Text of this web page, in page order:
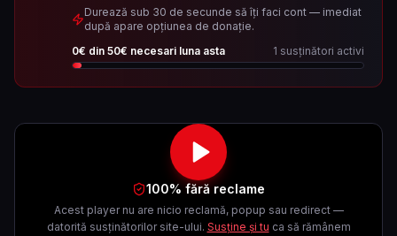
Durează sub 30 de secunde să îți faci cont — imediat
după apare opțiunea de donație.
0€ din 50€ necesari luna asta 1 susținători activi
100% fără reclame
Acest player nu are nicio reclamă, popup sau redirect —
datorită susținătorilor site-ului. Susține și tu ca să rămânem